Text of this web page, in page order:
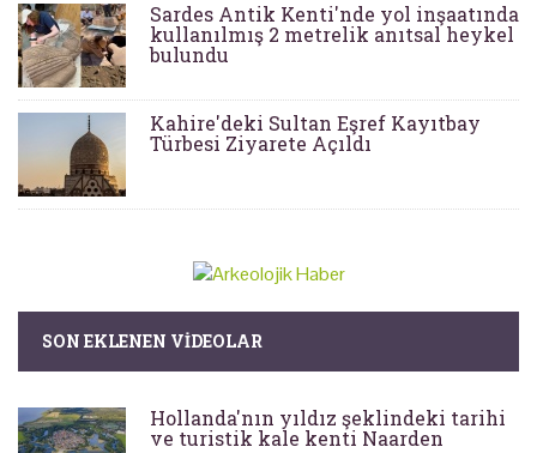
Sardes Antik Kenti'nde yol inşaatında
kullanılmış 2 metrelik anıtsal heykel
bulundu
Kahire'deki Sultan Eşref Kayıtbay
Türbesi Ziyarete Açıldı
SON EKLENEN VIDEOLAR
Hollanda'nın yıldız şeklindeki tarihi
ve turistik kale kenti Naarden